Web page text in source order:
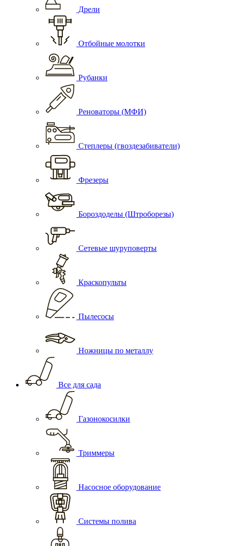
Дрели
Отбойные молотки
Рубанки
Реноваторы (МФИ)
Степлеры (гвоздезабиватели)
Фрезеры
Бороздоделы (Штроборезы)
Сетевые шуруповерты
Краскопульты
Пылесосы
Ножницы по металлу
Все для сада
Газонокосилки
Триммеры
Насосное оборудование
Системы полива